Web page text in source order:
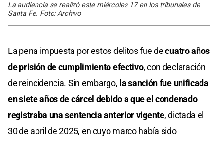
La audiencia se realizó este miércoles 17 en los tribunales de
Santa Fe. Foto: Archivo
La pena impuesta por estos delitos fue decuatro años
de prisión de cumplimiento efectivo, con declaración
de reincidencia. Sin embargo, la sanción fue unificada
en siete años de cárcel debido a que el condenado
registraba una sentencia anterior vigente, dictada el
30 de abril de 2025, en cuyo marco había sido